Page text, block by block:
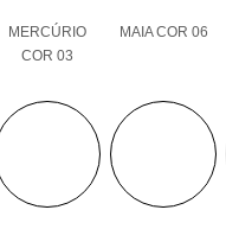
MERCÚRIO
COR 03
MAIA COR 06